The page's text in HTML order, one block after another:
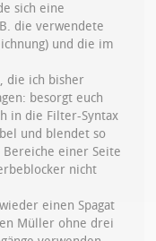
sich eine
die verwendete
und die im
die ich bisher
besorgt euch
in die Filter-Syntax
und blendet so
Bereiche einer Seite
nicht
einen Spagat
Müller ohne drei